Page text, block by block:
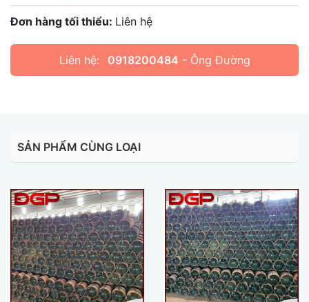
Đơn hàng tối thiểu: Liên hệ
Liên hệ: 0918200484 - Ông Đường
SẢN PHẨM CÙNG LOẠI